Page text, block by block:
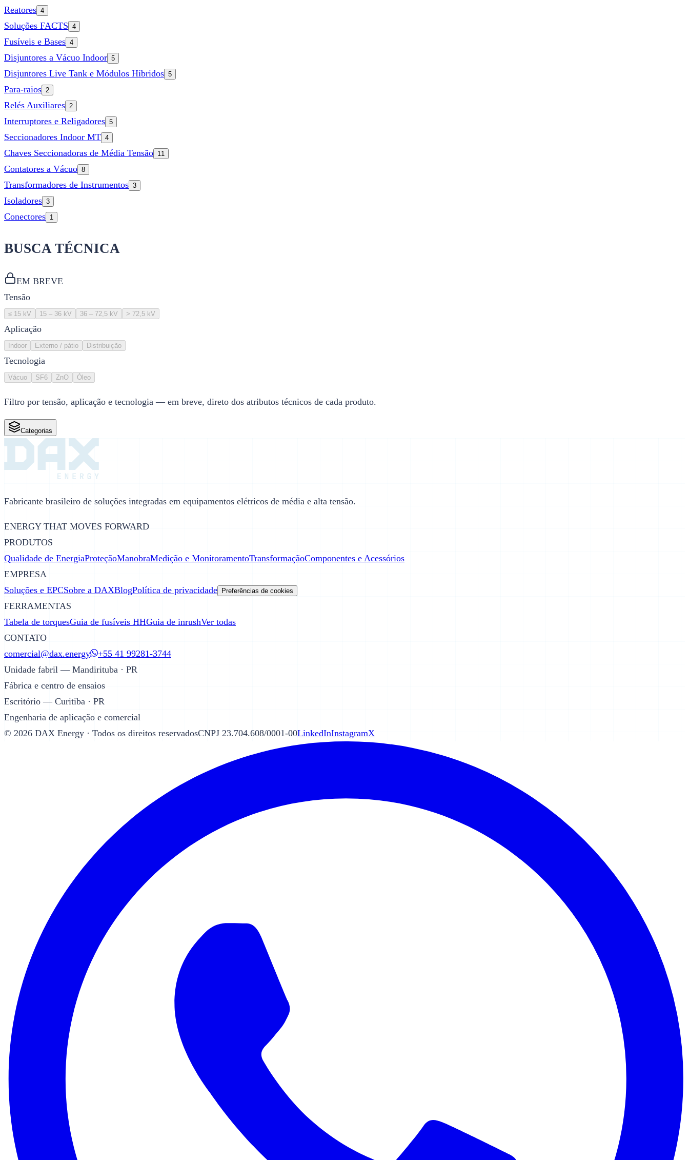
Reatores 4
Soluções FACTS 4
Fusíveis e Bases 4
Disjuntores a Vácuo Indoor 5
Disjuntores Live Tank e Módulos Híbridos 5
Para-raios 2
Relés Auxiliares 2
Interruptores e Religadores 5
Seccionadores Indoor MT 4
Chaves Seccionadoras de Média Tensão 11
Contatores a Vácuo 8
Transformadores de Instrumentos 3
Isoladores 3
Conectores 1
BUSCA TÉCNICA
EM BREVE
Tensão
≤ 15 kV 15 – 36 kV 36 – 72,5 kV > 72,5 kV
Aplicação
Indoor Externo / pátio Distribuição
Tecnologia
Vácuo SF6 ZnO Óleo
Filtro por tensão, aplicação e tecnologia — em breve, direto dos atributos técnicos de cada produto.
Categorias
Fabricante brasileiro de soluções integradas em equipamentos elétricos de média e alta tensão.
ENERGY THAT MOVES FORWARD
PRODUTOS
Qualidade de EnergiaProteçãoManobraMedição e MonitoramentoTransformaçãoComponentes e Acessórios
EMPRESA
Soluções e EPCSobre a DAXBlogPolítica de privacidade Preferências de cookies
FERRAMENTAS
Tabela de torquesGuia de fusíveis HHGuia de inrushVer todas
CONTATO
comercial@dax.energy
+55 41 99281-3744
Unidade fabril — Mandirituba · PR
Fábrica e centro de ensaios
Escritório — Curitiba · PR
Engenharia de aplicação e comercial
© 2026 DAX Energy · Todos os direitos reservadosCNPJ 23.704.608/0001-00LinkedInInstagramX